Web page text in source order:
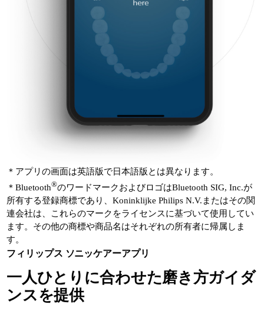
＊アプリの画面は英語版で日本語版とは異なります。
＊Bluetooth®のワードマークおよびロゴはBluetooth SIG, Inc.が
所有する登録商標であり、Koninklijke Philips N.V.またはその関
連会社は、これらのマークをライセンスに基づいて使用してい
ます。その他の商標や商品名はそれぞれの所有者に帰属しま
す。
フィリップス ソニッケアーアプリ
一人ひとりに合わせた磨き方ガイダ
ンスを提供